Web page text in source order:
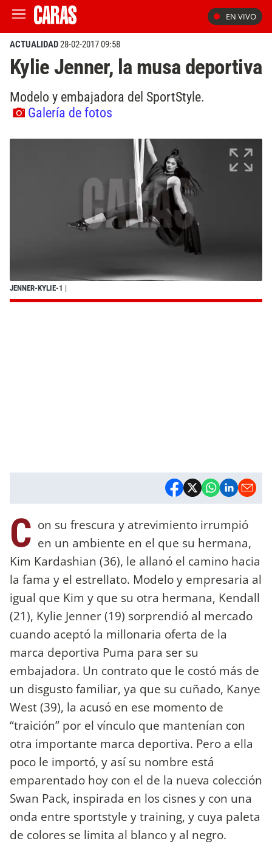
EN VIVO
ACTUALIDAD28-02-2017 09:58
Kylie Jenner, la musa deportiva
Modelo y embajadora del SportStyle.
Galería de fotos
JENNER-KYLIE-1 |
C on su frescura y atrevimiento irrumpió
en un ambiente en el que su hermana,
Kim Kardashian (36), le allanó el camino hacia
la fama y el estrellato. Modelo y empresaria al
igual que Kim y que su otra hermana, Kendall
(21), Kylie Jenner (19) sorprendió al mercado
cuando aceptó la millonaria oferta de la
marca deportiva Puma para ser su
embajadora. Un contrato que le costó más de
un disgusto familiar, ya que su cuñado, Kanye
West (39), la acusó en ese momento de
“traición” por el vínculo que mantenían con
otra importante marca deportiva. Pero a ella
poco le importó, y así su nombre está
emparentado hoy con el de la nueva colección
Swan Pack, inspirada en los cisnes y con una
onda entre sportstyle y training, y cuya paleta
de colores se limita al blanco y al negro.